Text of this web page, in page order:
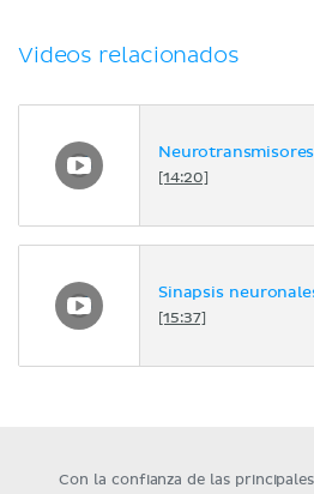
Videos relacionados
Neurotransmisores
[14:20]
Sinapsis
[15:37]
Con la confianza de las